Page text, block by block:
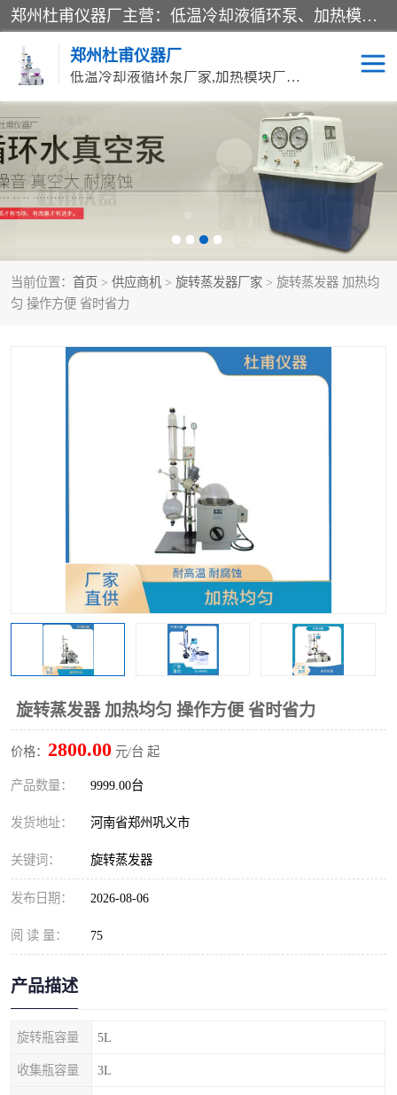
郑州杜甫仪器厂主营：低温冷却液循环泵、加热模块、水热合成反应釜、水油浴锅、旋转蒸发器、循环水真空泵等产品。郑州杜甫仪器厂在众多的教学仪器行业中依靠科技力量扬长避短、迅速发展，成为国家教委*生产教学仪器的厂家，产品具有国内良好水平，主导产品通过ISO9002质量认证。
郑州杜甫仪器厂
低温冷却液循环泵厂家,加热模块厂家,水热合成反应釜厂家,水油浴锅厂家,旋转蒸发器厂家
当前位置： 首页 > 供应商机 > 旋转蒸发器厂家 > 旋转蒸发器 加热均
匀 操作方便 省时省力
旋转蒸发器 加热均匀 操作方便 省时省力
价格： 2800.00 元/台 起
产品数量： 9999.00台
发货地址： 河南省郑州巩义市
关键词： 旋转蒸发器
发布日期： 2026-08-06
阅 读 量： 75
产品描述
旋转瓶容量 5L
收集瓶容量 3L
循环水真空泵厂家 水热合成反应釜厂家
低温冷却液循环泵厂家 加热模块厂家
气流烘干器
旋转蒸发器厂家 双层玻璃反应釜10L
五抽头循环水真空泵
电动搅拌器